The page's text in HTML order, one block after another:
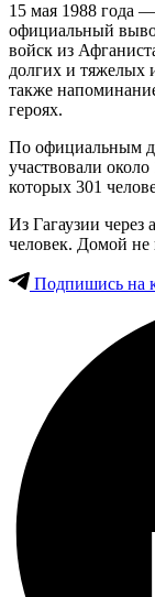
15 мая 1988 года —
официальный
войск из
долгих и тяжелых
также
героях.
По официальным
участвовали
которых 301
Из Гагаузии
человек. Домой не
Подпишись на